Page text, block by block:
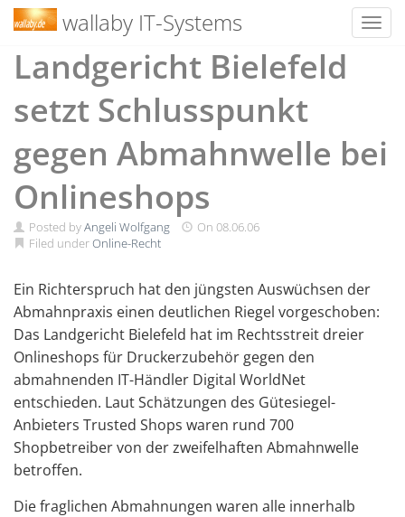
Skip
wallaby IT-Systems
Landgericht Bielefeld
setzt Schlusspunkt
gegen Abmahnwelle bei
Onlineshops
Posted byAngeli Wolfgang On 08.06.06
Filed underOnline-Recht
Ein Richterspruch hat den jüngsten Auswüchsen der
Abmahnpraxis einen deutlichen Riegel vorgeschoben:
Das Landgericht Bielefeld hat im Rechtsstreit dreier
Onlineshops für Druckerzubehör gegen den
abmahnenden IT-Händler Digital WorldNet
entschieden. Laut Schätzungen des Gütesiegel-
Anbieters Trusted Shops waren rund 700
Shopbetreiber von der zweifelhaften Abmahnwelle
betroffen.
Die fraglichen Abmahnungen waren alle innerhalb